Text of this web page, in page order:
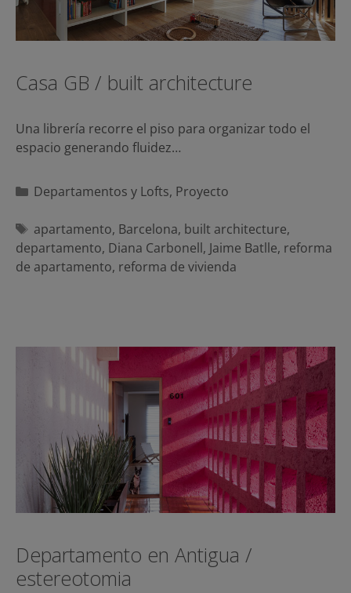
Casa GB / built architecture
Una librería recorre el piso para organizar todo el
espacio generando fluidez…
Categorías
Departamentos y Lofts, Proyecto
Etiquetas
apartamento, Barcelona, built architecture,
departamento, Diana Carbonell, Jaime Batlle, reforma
de apartamento, reforma de vivienda
Departamento en Antigua /
estereotomia